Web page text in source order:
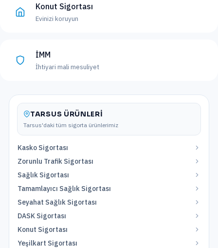
Konut Sigortası
Evinizi koruyun
İMM
İhtiyari mali mesuliyet
TARSUS ÜRÜNLERI
Tarsus'daki tüm sigorta ürünlerimiz
Kasko Sigortası
Zorunlu Trafik Sigortası
Sağlık Sigortası
Tamamlayıcı Sağlık Sigortası
Seyahat Sağlık Sigortası
DASK Sigortası
Konut Sigortası
Yeşilkart Sigortası